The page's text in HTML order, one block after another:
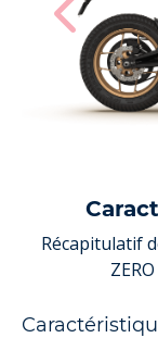
Récapitulatif